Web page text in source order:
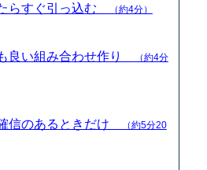
らすぐ引っ込む （約4分）
良い組み合わせ作り
（約4分
信のあるときだけ
（約5分20